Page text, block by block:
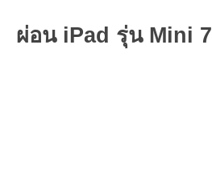
ผ่อน iPad รุ่น Mini 7